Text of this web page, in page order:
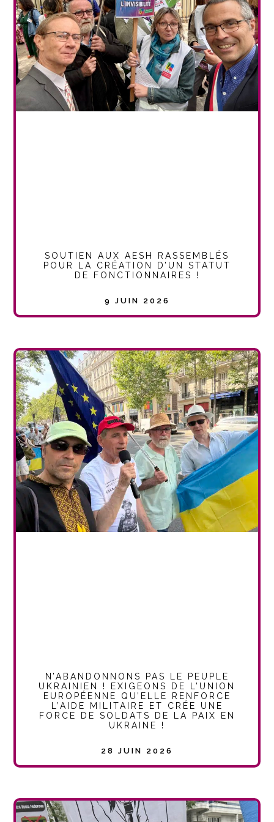
SOUTIEN AUX AESH RASSEMBLÉS
POUR LA CRÉATION D’UN STATUT
DE FONCTIONNAIRES !
9 JUIN 2026
N’ABANDONNONS PAS LE PEUPLE
UKRAINIEN ! EXIGEONS DE L’UNION
EUROPÉENNE QU’ELLE RENFORCE
L’AIDE MILITAIRE ET CRÉE UNE
FORCE DE SOLDATS DE LA PAIX EN
UKRAINE !
28 JUIN 2026